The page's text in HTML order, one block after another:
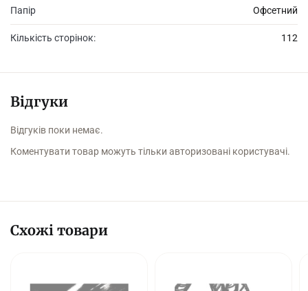
Папір Офсетний
Кількість сторінок: 112
Відгуки
Відгуків поки немає.
Коментувати товар можуть тільки авторизовані користувачі.
Схожі товари